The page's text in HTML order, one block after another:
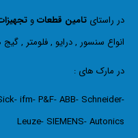
در راستای تامین قطعاتو
انواع سنسور , درایو , فلومتر ,
در مارک های :
ifm- P&F- ABB- Schneider-
Leuze- SIEMENS- Autonics